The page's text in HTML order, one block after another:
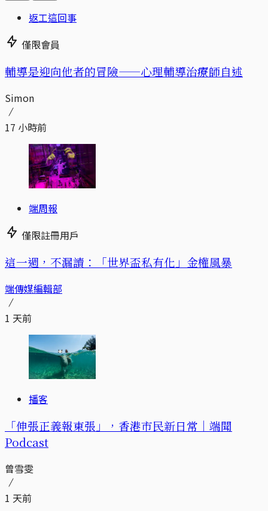
返工這回事
僅限會員
輔導是迎向他者的冒險——心理輔導治療師自述
Simon
17 小時前
端周報
僅限註冊用戶
這一週，不漏讀：「世界盃私有化」金權風暴
端傳媒編輯部
1 天前
播客
「伸張正義報東張」，香港市民新日常｜端聞
Podcast
曾雪雯
1 天前